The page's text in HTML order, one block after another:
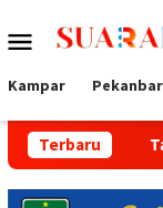
ke
Menu
Mobile
Kampar
Terbaru
Tak Sekadar